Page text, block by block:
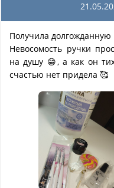
Получила долгожданную
Невосомость ручки
на душу 😁, а как он
счастью нет придела 🥰